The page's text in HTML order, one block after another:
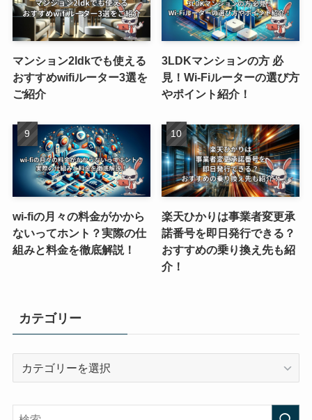
マンション2ldkでも使える
おすすめwifiルーター3選を
ご紹介
3LDKマンションの方 必
見！Wi-Fiルーターの選び方
やポイント紹介！
wi-fiの月々の料金がかから
ないってホント？実際の仕
組みと料金を徹底解説！
楽天ひかりは事業者変更承
諾番号を即日発行できる？
おすすめの乗り換え先も紹
介！
カテゴリー
リ